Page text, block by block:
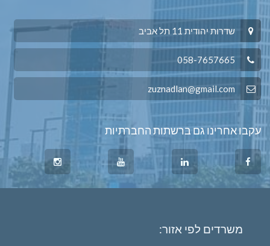
שדרות יהודית 11 תל אביב
עקבו אחרינו גם ברשתות החברתיות
משרדים לפי אזור: